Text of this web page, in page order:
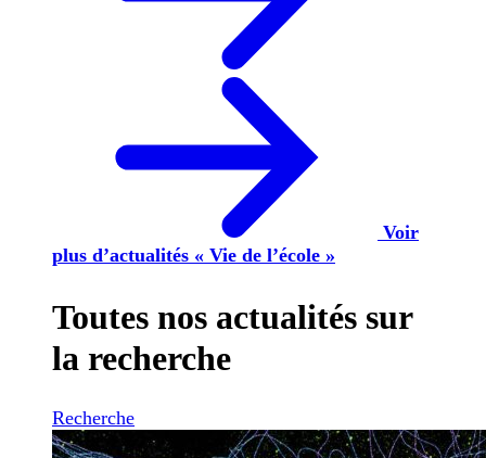
Voir
plus d’actualités « Vie de l’école »
Toutes nos actualités sur
la recherche
Recherche